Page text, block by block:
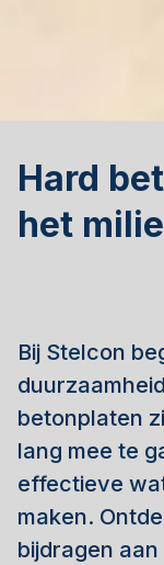
Hard
het
Bij Stelcon
betonplaten
lang mee te
effectieve
maken.
bijdragen